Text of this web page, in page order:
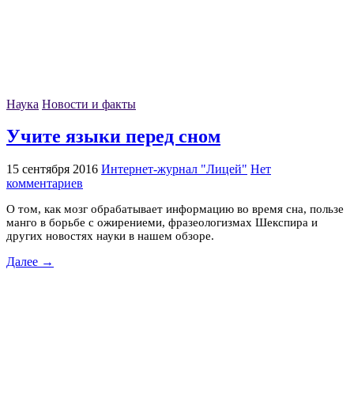
Наука Новости и факты
Учите языки перед сном
15 сентября 2016 Интернет-журнал "Лицей" Нет
комментариев
О том, как мозг обрабатывает информацию во время сна, пользе
манго в борьбе с ожирениеми, фразеологизмах Шекспира и
других новостях науки в нашем обзоре.
Далее →